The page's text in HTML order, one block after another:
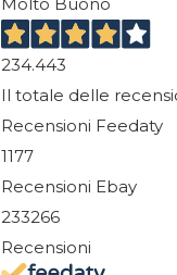
234.443
Il totale delle
Recensioni Feedaty
1177
Recensioni Ebay
233266
Recensioni